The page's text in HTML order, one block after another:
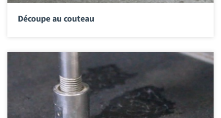
Découpe au couteau